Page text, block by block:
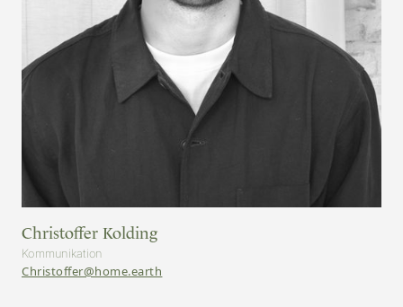
Christoffer Kolding
Kommunikation
Christoffer@home.earth